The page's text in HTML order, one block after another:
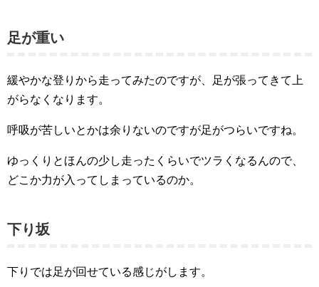
足が重い
緩やかな登りから走ってみたのですが、足が張ってきて上
がらなくなります。
呼吸が苦しいとかは余りないのですが足がつらいですね。
ゆっくりとほんの少し走ったくらいでツラくなるんので、
どこか力が入ってしまっているのか。
下り坂
下りでは足が回せている感じがします。